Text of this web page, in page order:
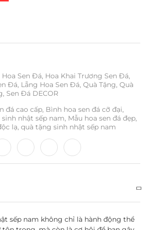
Sen Đá, Hoa Khai Trương Sen Đá,
Đá, Lẵng Hoa Sen Đá, Quà Tặng, Quà
, Sen Đá DECOR
đá cao cấp, Bình hoa sen đá cỡ đại,
nhật sếp nam, Mẫu hoa sen đá đẹp,
lạ, quà tặng sinh nhật sếp nam
sếp nam không chỉ là hành động thể